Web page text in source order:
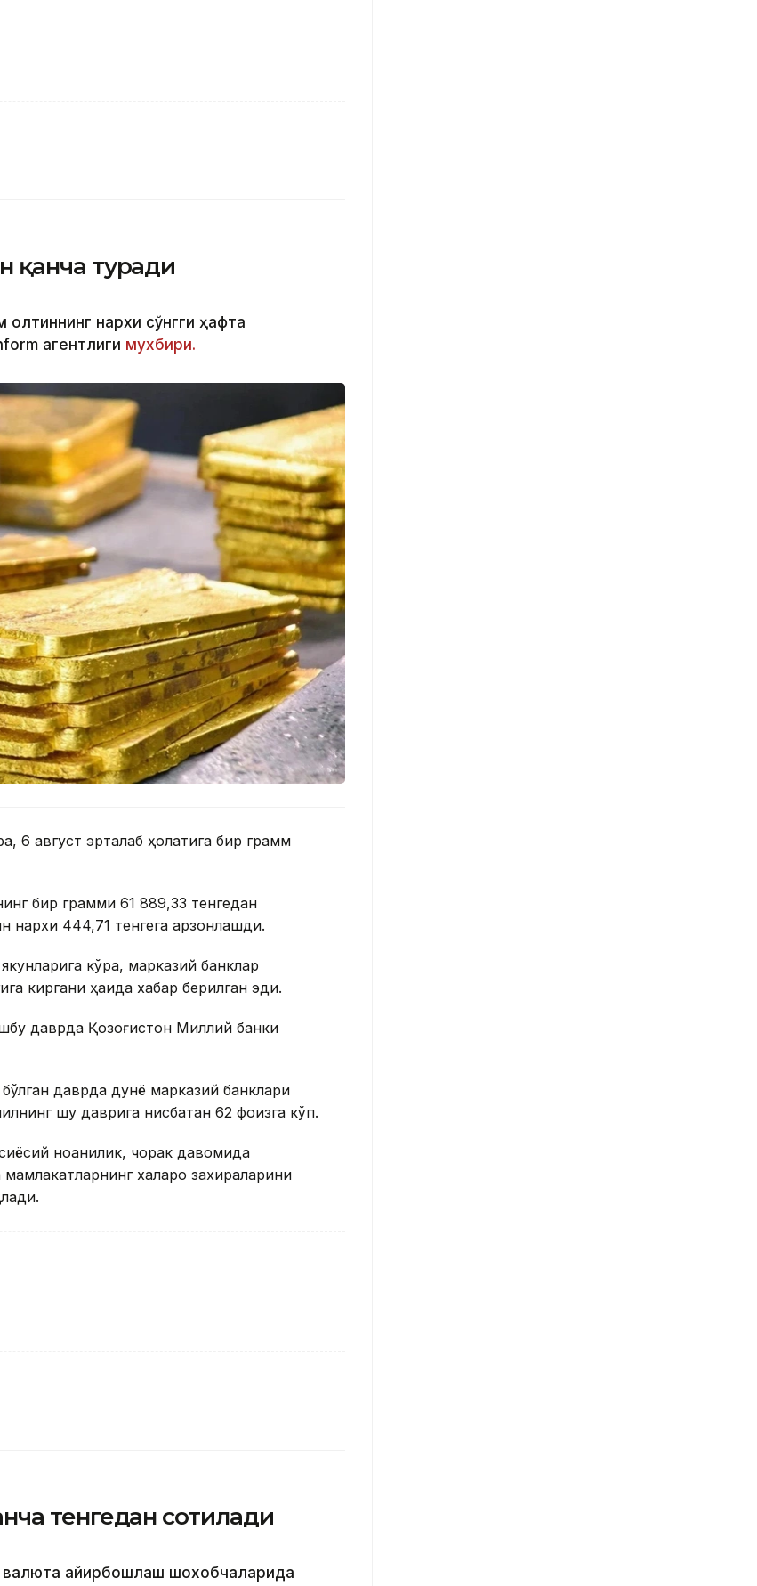
қанча туради
олтиннинг нархи сўнгги ҳафта
агентлиги мухбири.
6 август эрталаб ҳолатига бир грамм
бир грамми 61 889,33 тенгедан
нархи 444,71 тенгега арзонлашди.
кўра, марказий банклар
киргани ҳақида хабар берилган эди.
даврда Қозоғистон Миллий банки
даврда дунё марказий банклари
шу даврига нисбатан 62 фоизга кўп.
ноаниқлик, чорак давомида
халқаро захираларини
тенгедан сотилади
валюта айирбошлаш шохобчаларида